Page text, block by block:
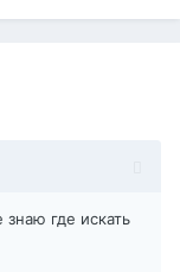
где искать